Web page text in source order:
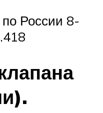
России 8-